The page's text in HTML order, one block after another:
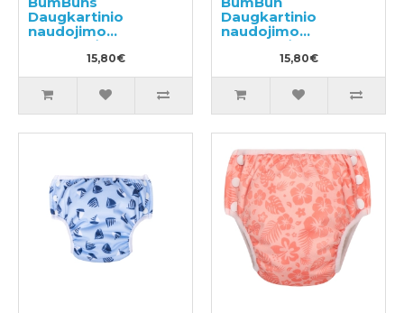
Daugkartinio
naudojimo
sauskelnės
plaukimui ir tualeto
mokymui S 8-11kg
15,80€
Daugkartinio
naudojimo
sauskelnės
plaukimui ir tualeto
mokymui M 11-15kg
15,80€